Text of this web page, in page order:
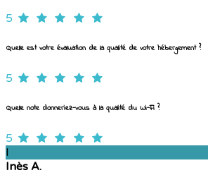
5
Quelle est votre évaluation de la qualité de votre hébergement ?
5
Quelle note donneriez-vous à la qualité du Wi-Fi ?
5
I
Inès A.